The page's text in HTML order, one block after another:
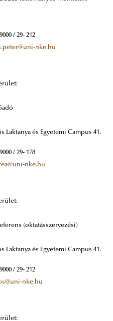
/ 29- 212
nke.hu
Laktanya és Egyetemi Campus 41.
/ 29- 178
nke.hu
(oktatásszervezési)
Laktanya és Egyetemi Campus 41.
/ 29- 212
nke.hu